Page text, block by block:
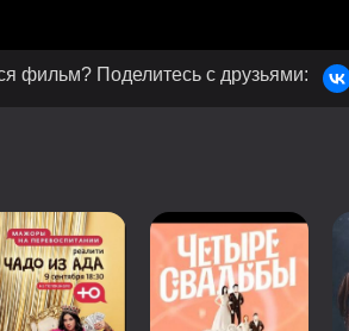
фильм? Поделитесь с друзьями: